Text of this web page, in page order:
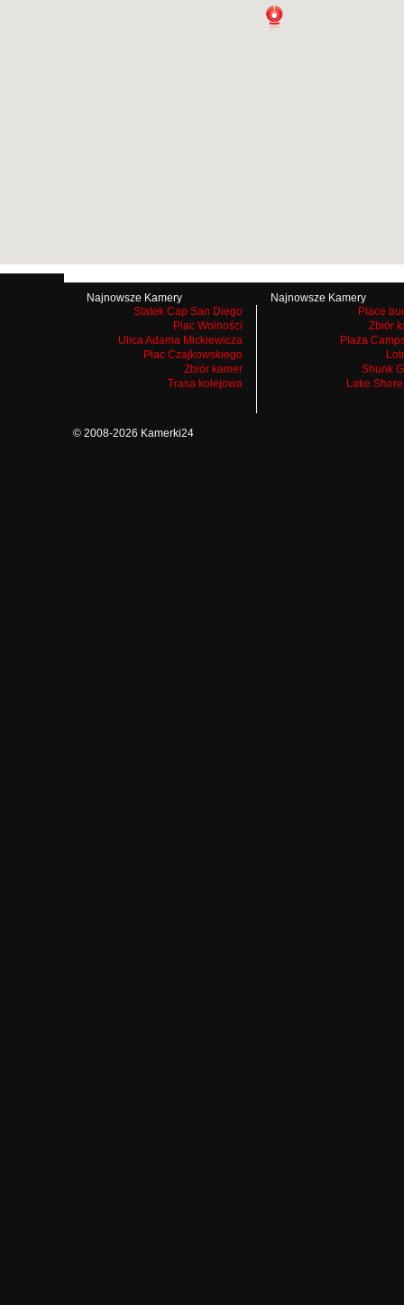
Najnowsze Kamery
Statek Cap San Diego
Plac Wolności
Ulica Adama Mickiewicza
Plac Czajkowskiego
Zbiór kamer
Trasa kolejowa
Najnowsze Kamery
Place
Zbiór
Plaża
Shunk
Lake
© 2008-2026 Kamerki24